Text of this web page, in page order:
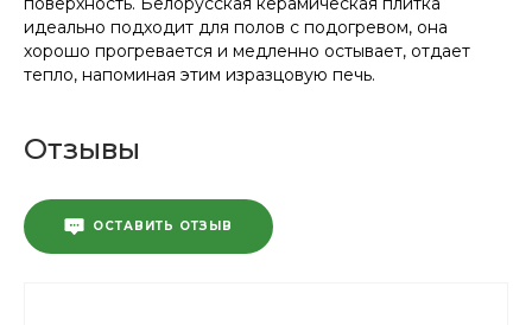
идеально подходит для полов с подогревом, она
хорошо прогревается и медленно остывает, отдает
тепло, напоминая этим изразцовую печь.
Отзывы
ОСТАВИТЬ ОТЗЫВ